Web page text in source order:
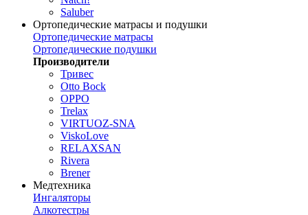
Saluber
Ортопедические матрасы и подушки
Ортопедические матрасы
Ортопедические подушки
Производители
Тривес
Otto Bock
OPPO
Trelax
VIRTUOZ-SNA
ViskoLove
RELAXSAN
Rivera
Brener
Медтехника
Ингаляторы
Алкотестры